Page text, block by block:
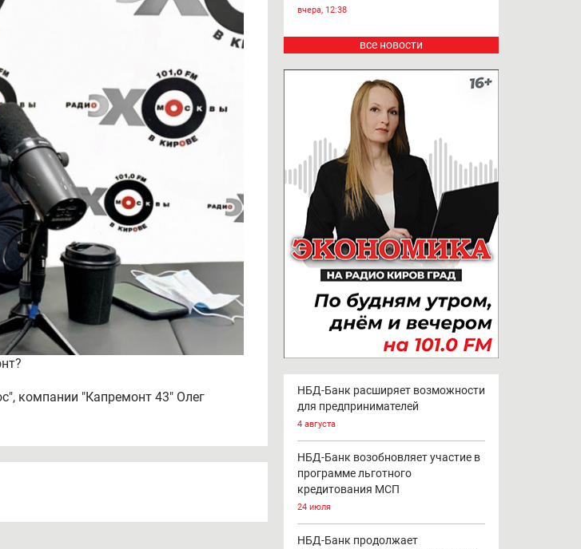
компании "Капремонт 43" Олег
вчера, 12:38
все новости
НБД-Банк расширяет возможности
для предпринимателей
4 августа
НБД-Банк возобновляет участие в
программе льготного
кредитования МСП
24 июля
НБД-Банк продолжает